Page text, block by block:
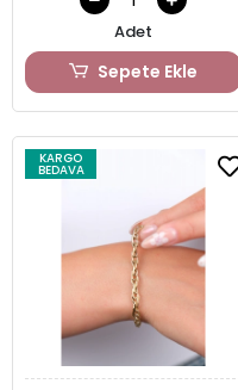
Adet
Sepete Ekle
KARGO
BEDAVA